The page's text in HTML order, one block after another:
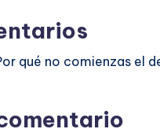
qué no comienzas el